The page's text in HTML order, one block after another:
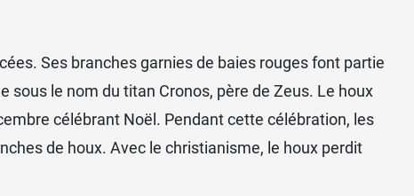
Ses branches garnies de baies rouges font partie
le nom du titan Cronos, père de Zeus. Le houx
célébrant Noël. Pendant cette célébration, les
de houx. Avec le christianisme, le houx perdit